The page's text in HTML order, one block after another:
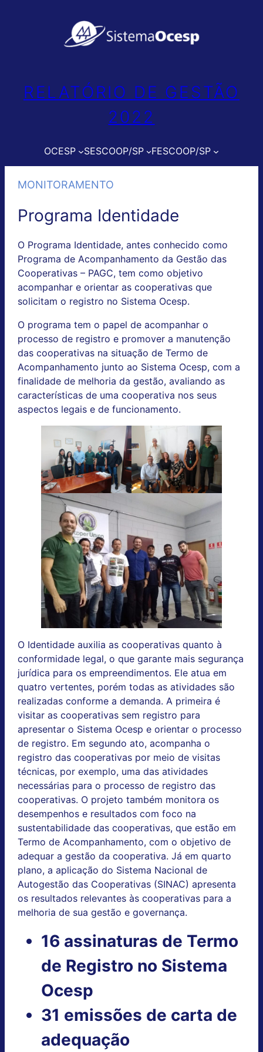
RELATÓRIO DE GESTÃO
2022
OCESP SESCOOP/SP FESCOOP/SP
MONITORAMENTO
Programa Identidade
O Programa Identidade, antes conhecido como
Programa de Acompanhamento da Gestão das
Cooperativas – PAGC, tem como objetivo
acompanhar e orientar as cooperativas que
solicitam o registro no Sistema Ocesp.
O programa tem o papel de acompanhar o
processo de registro e promover a manutenção
das cooperativas na situação de Termo de
Acompanhamento junto ao Sistema Ocesp, com a
finalidade de melhoria da gestão, avaliando as
características de uma cooperativa nos seus
aspectos legais e de funcionamento.
O Identidade auxilia as cooperativas quanto à
conformidade legal, o que garante mais segurança
jurídica para os empreendimentos. Ele atua em
quatro vertentes, porém todas as atividades são
realizadas conforme a demanda. A primeira é
visitar as cooperativas sem registro para
apresentar o Sistema Ocesp e orientar o processo
de registro. Em segundo ato, acompanha o
registro das cooperativas por meio de visitas
técnicas, por exemplo, uma das atividades
necessárias para o processo de registro das
cooperativas. O projeto também monitora os
desempenhos e resultados com foco na
sustentabilidade das cooperativas, que estão em
Termo de Acompanhamento, com o objetivo de
adequar a gestão da cooperativa. Já em quarto
plano, a aplicação do Sistema Nacional de
Autogestão das Cooperativas (SINAC) apresenta
os resultados relevantes às cooperativas para a
melhoria de sua gestão e governança.
16 assinaturas de Termo
de Registro no Sistema
Ocesp
31 emissões de carta de
adequação